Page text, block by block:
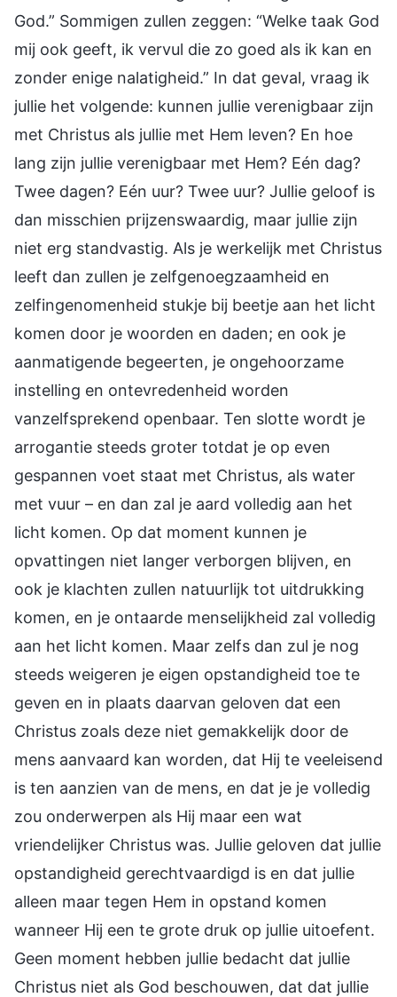
God.” Sommigen zullen zeggen: “Welke taak God
mij ook geeft, ik vervul die zo goed als ik kan en
zonder enige nalatigheid.” In dat geval, vraag ik
jullie het volgende: kunnen jullie verenigbaar zijn
met Christus als jullie met Hem leven? En hoe
lang zijn jullie verenigbaar met Hem? Eén dag?
Twee dagen? Eén uur? Twee uur? Jullie geloof is
dan misschien prijzenswaardig, maar jullie zijn
niet erg standvastig. Als je werkelijk met Christus
leeft dan zullen je zelfgenoegzaamheid en
zelfingenomenheid stukje bij beetje aan het licht
komen door je woorden en daden; en ook je
aanmatigende begeerten, je ongehoorzame
instelling en ontevredenheid worden
vanzelfsprekend openbaar. Ten slotte wordt je
arrogantie steeds groter totdat je op even
gespannen voet staat met Christus, als water
met vuur – en dan zal je aard volledig aan het
licht komen. Op dat moment kunnen je
opvattingen niet langer verborgen blijven, en
ook je klachten zullen natuurlijk tot uitdrukking
komen, en je ontaarde menselijkheid zal volledig
aan het licht komen. Maar zelfs dan zul je nog
steeds weigeren je eigen opstandigheid toe te
geven en in plaats daarvan geloven dat een
Christus zoals deze niet gemakkelijk door de
mens aanvaard kan worden, dat Hij te veeleisend
is ten aanzien van de mens, en dat je je volledig
zou onderwerpen als Hij maar een wat
vriendelijker Christus was. Jullie geloven dat jullie
opstandigheid gerechtvaardigd is en dat jullie
alleen maar tegen Hem in opstand komen
wanneer Hij een te grote druk op jullie uitoefent.
Geen moment hebben jullie bedacht dat jullie
Christus niet als God beschouwen, dat dat jullie